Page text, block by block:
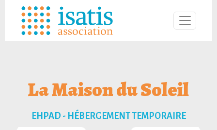
La Maison du Soleil
EHPAD - HÉBERGEMENT TEMPORAIRE